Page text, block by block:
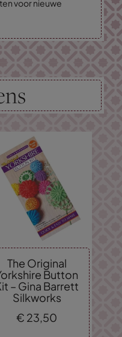
voor nieuwe
The Original
Button
– Gina Barrett
Silkworks
€ 23,50